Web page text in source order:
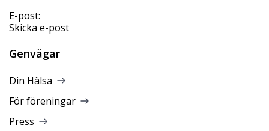
E-post:
Skicka e-post
Genvägar
Din Hälsa
För föreningar
Press